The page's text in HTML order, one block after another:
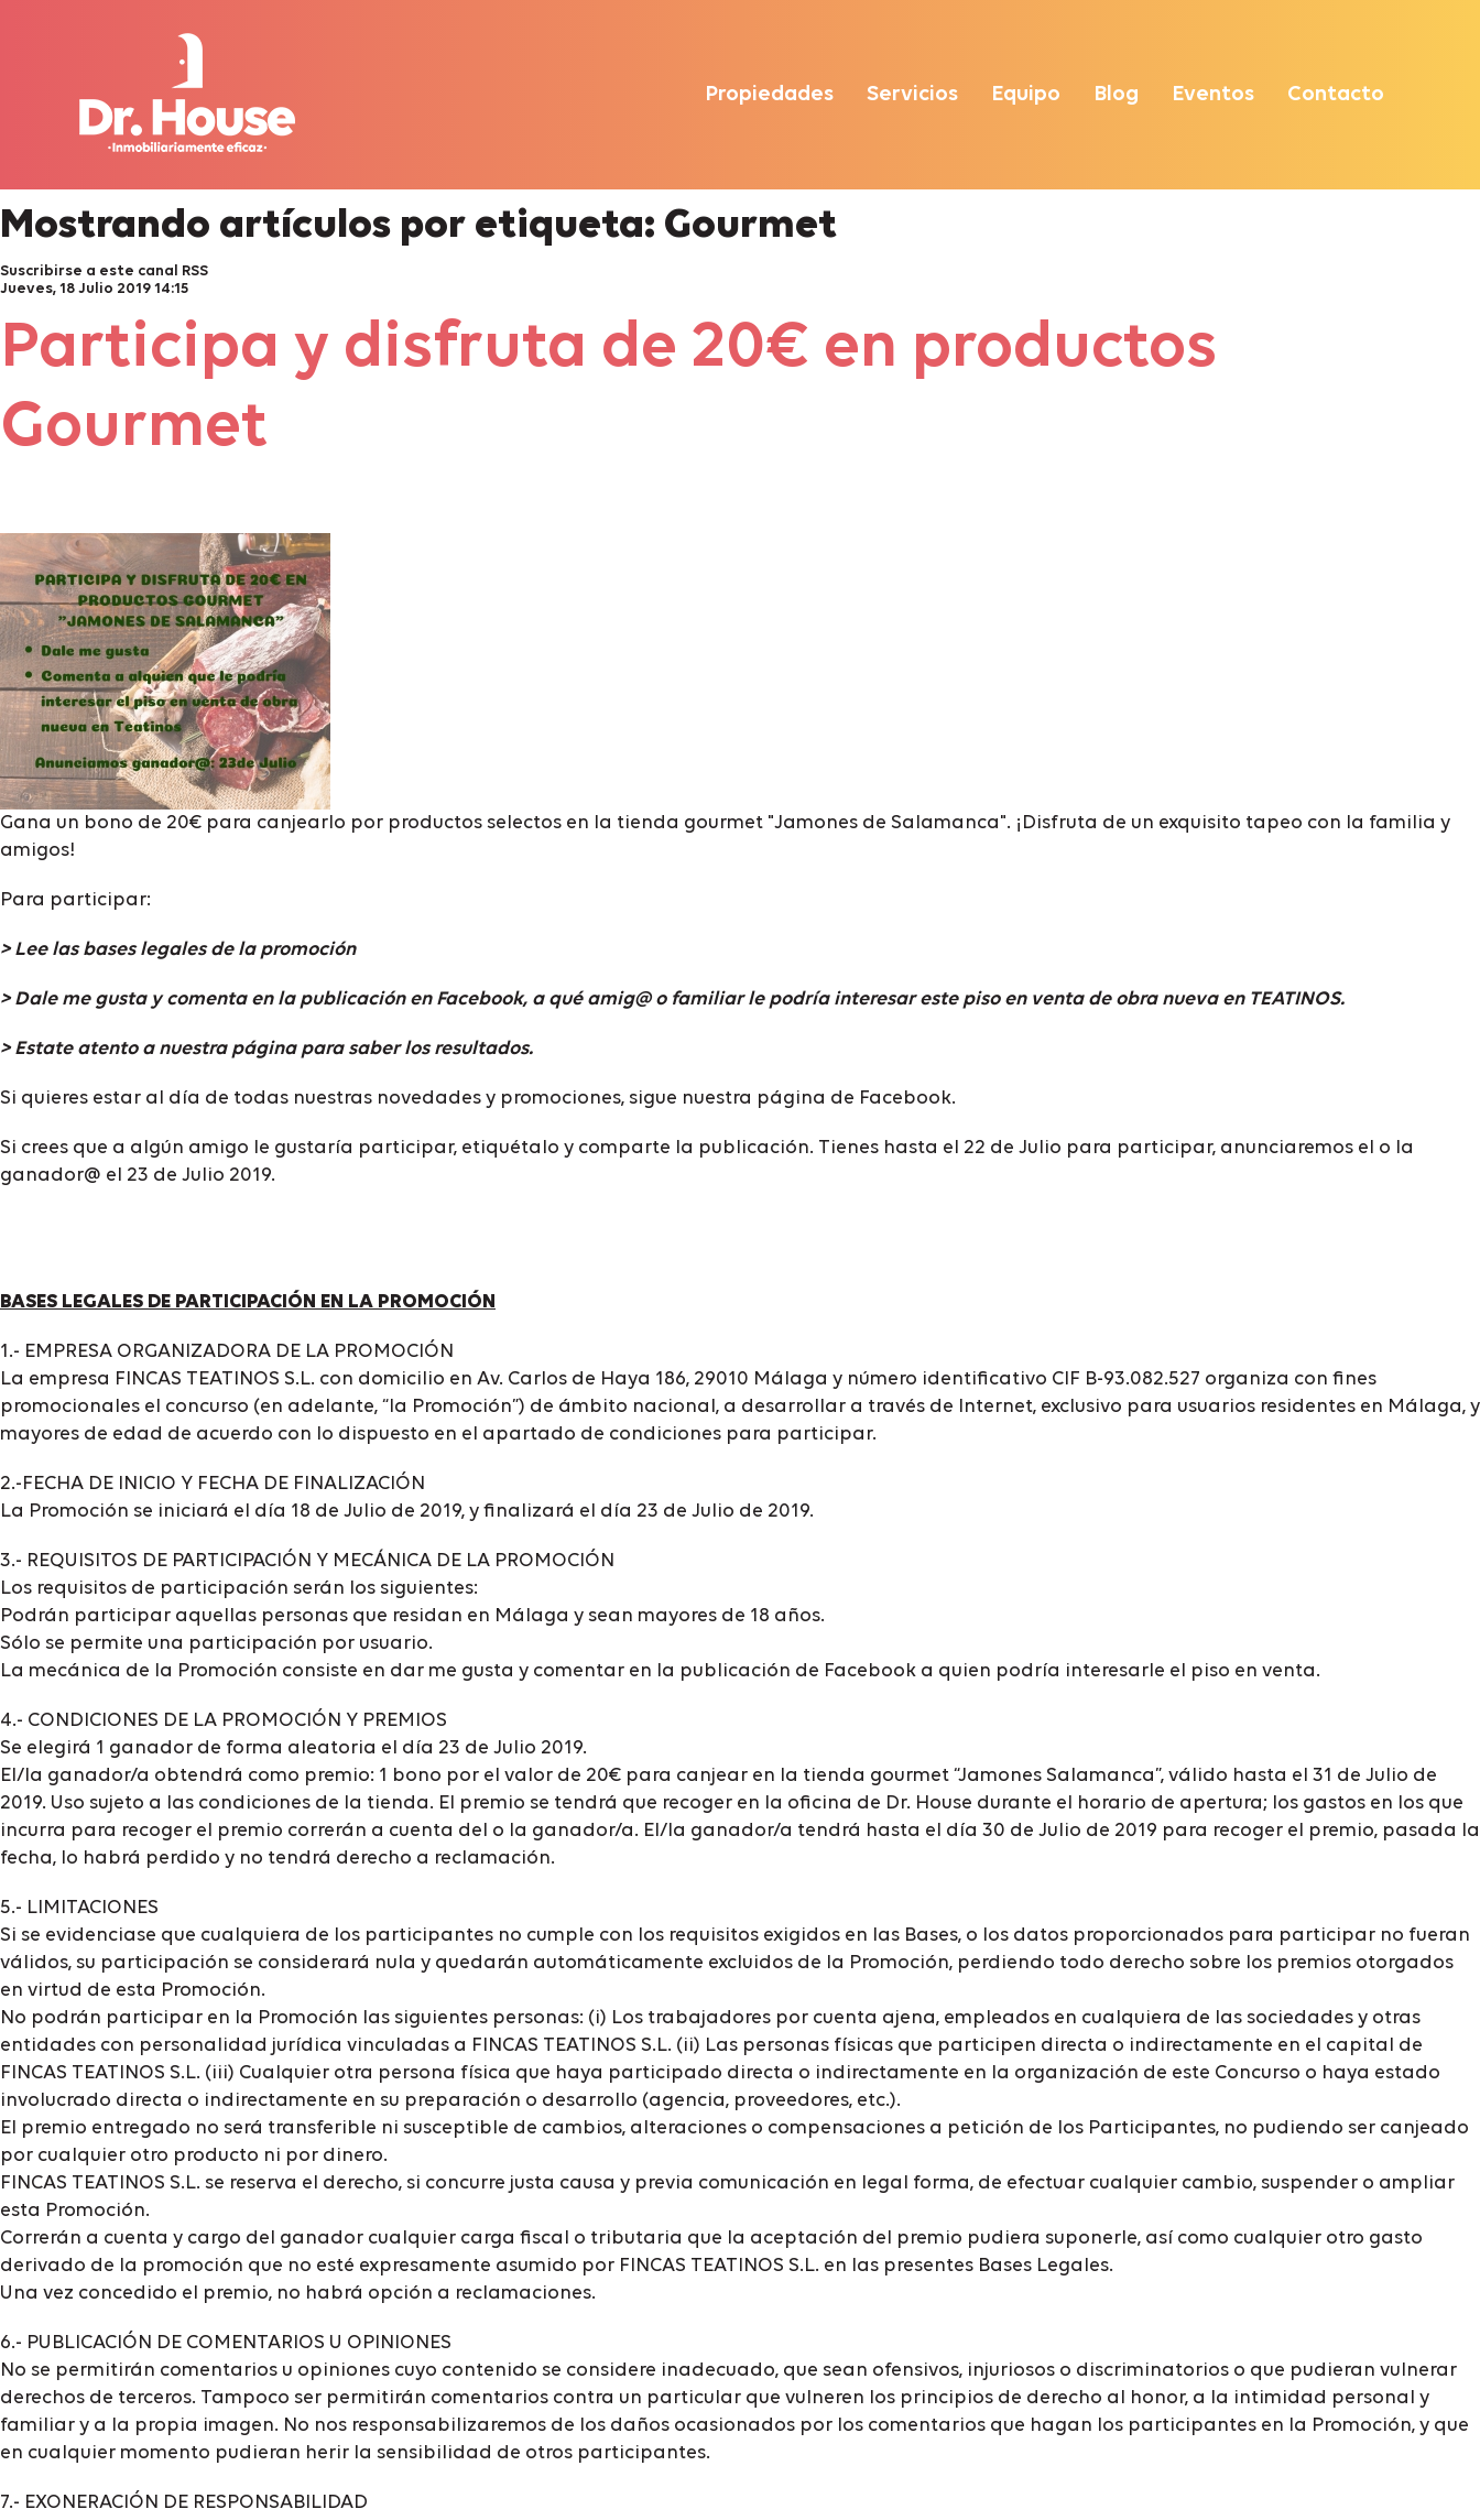
Propiedades Servicios Equipo Blog Eventos Contacto
Mostrando artículos por etiqueta: Gourmet
Suscribirse a este canal RSS
Jueves, 18 Julio 2019 14:15
Participa y disfruta de 20€ en productos
Gourmet
Gana un bono de 20€ para canjearlo por productos selectos en la tienda gourmet "Jamones de Salamanca". ¡Disfruta de un exquisito tapeo con la familia y
amigos!
Para participar:
> Lee las bases legales de la promoción
> Dale me gusta y comenta en la publicación en Facebook, a qué amig@ o familiar le podría interesar este piso en venta de obra nueva en TEATINOS.
> Estate atento a nuestra página para saber los resultados.
Si quieres estar al día de todas nuestras novedades y promociones, sigue nuestra página de Facebook.
Si crees que a algún amigo le gustaría participar, etiquétalo y comparte la publicación. Tienes hasta el 22 de Julio para participar, anunciaremos el o la
ganador@ el 23 de Julio 2019.
BASES LEGALES DE PARTICIPACIÓN EN LA PROMOCIÓN
1.- EMPRESA ORGANIZADORA DE LA PROMOCIÓN
La empresa FINCAS TEATINOS S.L. con domicilio en Av. Carlos de Haya 186, 29010 Málaga y número identificativo CIF B-93.082.527 organiza con fines
promocionales el concurso (en adelante, “la Promoción”) de ámbito nacional, a desarrollar a través de Internet, exclusivo para usuarios residentes en Málaga, y
mayores de edad de acuerdo con lo dispuesto en el apartado de condiciones para participar.
2.-FECHA DE INICIO Y FECHA DE FINALIZACIÓN
La Promoción se iniciará el día 18 de Julio de 2019, y finalizará el día 23 de Julio de 2019.
3.- REQUISITOS DE PARTICIPACIÓN Y MECÁNICA DE LA PROMOCIÓN
Los requisitos de participación serán los siguientes:
Podrán participar aquellas personas que residan en Málaga y sean mayores de 18 años.
Sólo se permite una participación por usuario.
La mecánica de la Promoción consiste en dar me gusta y comentar en la publicación de Facebook a quien podría interesarle el piso en venta.
4.- CONDICIONES DE LA PROMOCIÓN Y PREMIOS
Se elegirá 1 ganador de forma aleatoria el día 23 de Julio 2019.
El/la ganador/a obtendrá como premio: 1 bono por el valor de 20€ para canjear en la tienda gourmet “Jamones Salamanca”, válido hasta el 31 de Julio de
2019. Uso sujeto a las condiciones de la tienda. El premio se tendrá que recoger en la oficina de Dr. House durante el horario de apertura; los gastos en los que
incurra para recoger el premio correrán a cuenta del o la ganador/a. El/la ganador/a tendrá hasta el día 30 de Julio de 2019 para recoger el premio, pasada la
fecha, lo habrá perdido y no tendrá derecho a reclamación.
5.- LIMITACIONES
Si se evidenciase que cualquiera de los participantes no cumple con los requisitos exigidos en las Bases, o los datos proporcionados para participar no fueran
válidos, su participación se considerará nula y quedarán automáticamente excluidos de la Promoción, perdiendo todo derecho sobre los premios otorgados
en virtud de esta Promoción.
No podrán participar en la Promoción las siguientes personas: (i) Los trabajadores por cuenta ajena, empleados en cualquiera de las sociedades y otras
entidades con personalidad jurídica vinculadas a FINCAS TEATINOS S.L. (ii) Las personas físicas que participen directa o indirectamente en el capital de
FINCAS TEATINOS S.L. (iii) Cualquier otra persona física que haya participado directa o indirectamente en la organización de este Concurso o haya estado
involucrado directa o indirectamente en su preparación o desarrollo (agencia, proveedores, etc.).
El premio entregado no será transferible ni susceptible de cambios, alteraciones o compensaciones a petición de los Participantes, no pudiendo ser canjeado
por cualquier otro producto ni por dinero.
FINCAS TEATINOS S.L. se reserva el derecho, si concurre justa causa y previa comunicación en legal forma, de efectuar cualquier cambio, suspender o ampliar
esta Promoción.
Correrán a cuenta y cargo del ganador cualquier carga fiscal o tributaria que la aceptación del premio pudiera suponerle, así como cualquier otro gasto
derivado de la promoción que no esté expresamente asumido por FINCAS TEATINOS S.L. en las presentes Bases Legales.
Una vez concedido el premio, no habrá opción a reclamaciones.
6.- PUBLICACIÓN DE COMENTARIOS U OPINIONES
No se permitirán comentarios u opiniones cuyo contenido se considere inadecuado, que sean ofensivos, injuriosos o discriminatorios o que pudieran vulnerar
derechos de terceros. Tampoco ser permitirán comentarios contra un particular que vulneren los principios de derecho al honor, a la intimidad personal y
familiar y a la propia imagen. No nos responsabilizaremos de los daños ocasionados por los comentarios que hagan los participantes en la Promoción, y que
en cualquier momento pudieran herir la sensibilidad de otros participantes.
7.- EXONERACIÓN DE RESPONSABILIDAD